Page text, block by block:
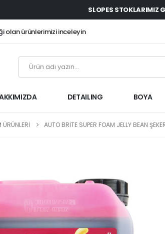
SLOPES STOKLARIMIZ
olan ürünlerimizi inceleyin
DETAILING BOYA
ÜRÜNLERİ AUTO BRITE SUPER FOAM JELLY BEAN